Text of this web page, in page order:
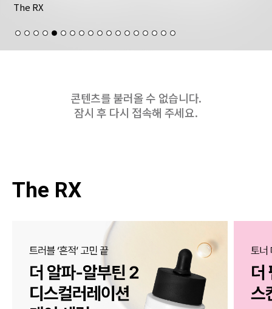
The RX
콘텐츠를 불러올 수 없습니다.
잠시 후 다시 접속해 주세요.
The RX